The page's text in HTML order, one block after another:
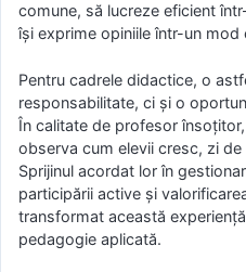
comune, să lucreze eficient
își exprime opiniile într-un mod
Pentru cadrele didactice, o
responsabilitate, ci și o
În calitate de profesor
observa cum elevii cresc, zi
Sprijinul acordat lor în
participării active și
transformat această
pedagogie aplicată.